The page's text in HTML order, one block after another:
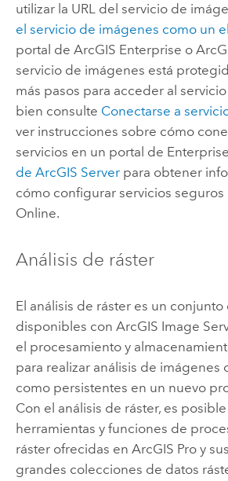
utilizar la URL del servicio de
el servicio de imágenes como un
portal de ArcGIS Enterprise o
servicio de imágenes está
más pasos para acceder al
bien consulte Conectarse a
ver instrucciones sobre cómo
servicios en un portal de Enterprise
de ArcGIS Serverpara obtener
cómo configurar servicios seguros
Online.
Análisis de ráster
El análisis de ráster es un conjunto
disponibles con ArcGIS Image
el procesamiento y
para realizar análisis de imágenes
como persistentes en un nuevo
Con el análisis de ráster, es
herramientas y funciones de
ráster ofrecidas en ArcGIS Proy
grandes colecciones de datos